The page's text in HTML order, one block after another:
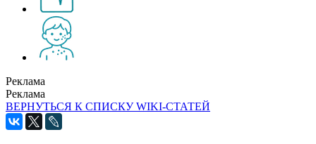
Реклама
Реклама
ВЕРНУТЬСЯ К СПИСКУ WIKI-СТАТЕЙ